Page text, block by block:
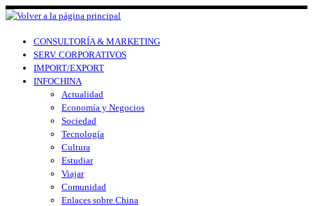
CONSULTORÍA & MARKETING
SERV. CORPORATIVOS
IMPORT/EXPORT
INFOCHINA
Actualidad
Economía y Negocios
Sociedad
Tecnología
Cultura
Estudiar
Viajar
Comunidad
Enlaces sobre China